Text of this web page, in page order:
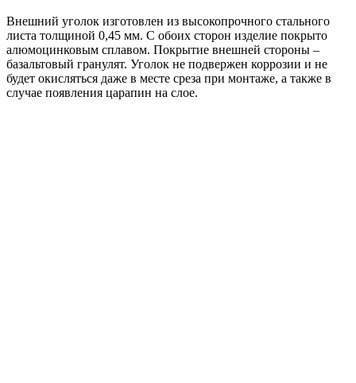
Внешний уголок изготовлен из высокопрочного стального
листа толщиной 0,45 мм. С обоих сторон изделие покрыто
алюмоцинковым сплавом. Покрытие внешней стороны –
базальтовый гранулят. Уголок не подвержен коррозии и не
будет окисляться даже в месте среза при монтаже, а также в
случае появления царапин на слое.